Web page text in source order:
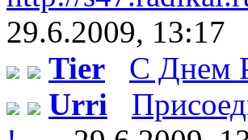
29.6.2009, 13:17
Tier
С Днем
Urri